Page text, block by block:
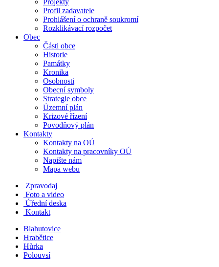
Projekty
Profil zadavatele
Prohlášení o ochraně soukromí
Rozklikávací rozpočet
Obec
Části obce
Historie
Památky
Kronika
Osobnosti
Obecní symboly
Strategie obce
Územní plán
Krizové řízení
Povodňový plán
Kontakty
Kontakty na OÚ
Kontakty na pracovníky OÚ
Napište nám
Mapa webu
Zpravodaj
Foto a video
Úřední deska
Kontakt
Blahutovice
Hrabětice
Hůrka
Polouvsí